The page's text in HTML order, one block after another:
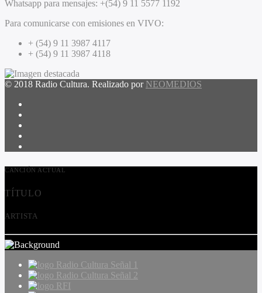
Whatsapp para mensajes: +(54) 9 11 5577 1192
Para comunicarse con emisiones en VIVO:
+ (54) 9 11 3987 4117
+ (54) 9 11 3987 4118
© 2018 Radio Cultura. Realizado por NEOMEDIOS
CANCIÓN ACTUAL
TÍTULO
ARTISTA
Radio Cultura Señal 1
Radio Cultura Señal 2
RFI